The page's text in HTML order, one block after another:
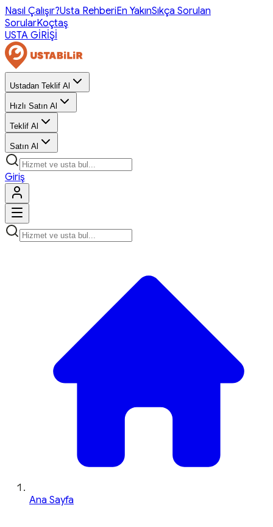
Nasıl Çalışır?Usta RehberiEn YakınSıkça Sorulan
SorularKoçtaş
USTA GİRİŞİ
Ustadan Teklif Al
Hızlı Satın Al
Teklif Al
Satın Al
Giriş
Ana Sayfa